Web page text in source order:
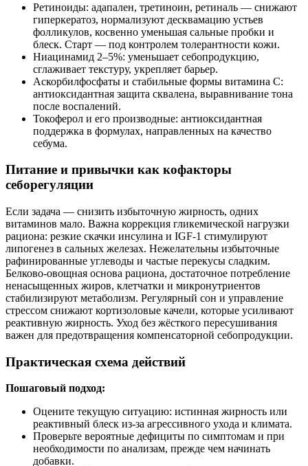
Ретиноиды: адапален, третиноин, ретиналь — снижают
гиперкератоз, нормализуют десквамацию устьев
фолликулов, косвенно уменьшая сальные пробки и
блеск. Старт — под контролем толерантности кожи.
Ниацинамид 2–5%: уменьшает себопродукцию,
сглаживает текстуру, укрепляет барьер.
Аскорбилфосфаты и стабильные формы витамина C:
антиоксидантная защита сквалена, выравнивание тона
после воспалений.
Токоферол и его производные: антиоксидантная
поддержка в формулах, направленных на качество
себума.
Питание и привычки как кофакторы
себорегуляции
Если задача — снизить избыточную жирность, одних
витаминов мало. Важна коррекция гликемической нагрузки
рациона: резкие скачки инсулина и IGF‑1 стимулируют
липогенез в сальных железах. Нежелательны избыточные
рафинированные углеводы и частые перекусы сладким.
Белково‑овощная основа рациона, достаточное потребление
ненасыщенных жиров, клетчатки и микронутриентов
стабилизируют метаболизм. Регулярный сон и управление
стрессом снижают кортизоловые качели, которые усиливают
реактивную жирность. Уход без жёсткого пересушивания
важен для предотвращения компенсаторной себопродукции.
Практическая схема действий
Пошаговый подход:
Оцените текущую ситуацию: истинная жирность или
реактивный блеск из‑за агрессивного ухода и климата.
Проверьте вероятные дефициты по симптомам и при
необходимости по анализам, прежде чем начинать
добавки.